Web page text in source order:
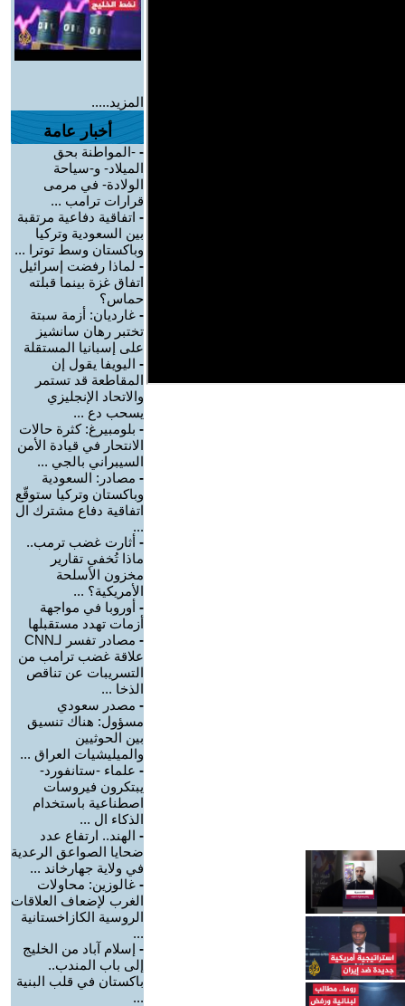
المزيد.....
أخبار عامة
- -المواطنة بحق
الميلاد- و-سياحة
الولادة- في مرمى
قرارات ترامب ...
- اتفاقية دفاعية مرتقبة
بين السعودية وتركيا
وباكستان وسط توترا ...
- لماذا رفضت إسرائيل
اتفاق غزة بينما قبلته
حماس؟
- غارديان: أزمة سبتة
تختبر رهان سانشيز
على إسبانيا المستقلة
- اليويفا يقول إن
المقاطعة قد تستمر
والاتحاد الإنجليزي
يسحب دع ...
- بلومبيرغ: كثرة حالات
الانتحار في قيادة الأمن
السيبراني بالجي ...
- مصادر: السعودية
وباكستان وتركيا ستوقّع
اتفاقية دفاع مشترك ال
...
- أثارت غضب ترمب..
ماذا تُخفي تقارير
مخزون الأسلحة
الأمريكية؟ ...
- أوروبا في مواجهة
أزمات تهدد مستقبلها
-
مصادر تفسر لـCNN
علاقة غضب ترامب من
التسريبات عن تناقص
الذخا ...
- مصدر سعودي
مسؤول: هناك تنسيق
بين الحوثيين
والميليشيات العراق ...
- علماء -ستانفورد-
يبتكرون فيروسات
اصطناعية باستخدام
الذكاء ال ...
- الهند.. ارتفاع عدد
ضحايا الصواعق الرعدية
في ولاية جهارخاند ...
- غالوزين: محاولات
الغرب لإضعاف العلاقات
الروسية الكازاخستانية
...
- إسلام آباد من الخليج
إلى باب المندب..
باكستان في قلب البنية
...